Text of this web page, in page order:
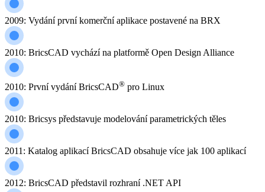
2009: Vydání první komerční aplikace postavené na BRX
2010: BricsCAD vychází na platformě Open Design Alliance
2010: První vydání BricsCAD® pro Linux
2010: Bricsys představuje modelování parametrických těles
2011: Katalog aplikací BricsCAD obsahuje více jak 100 aplikací
2012: BricsCAD představil rozhraní .NET API